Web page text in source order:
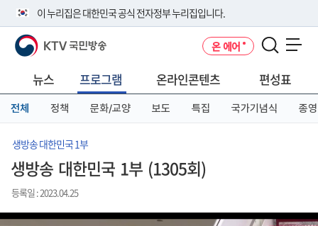
이 누리집은 대한민국 공식 전자정부 누리집입니다.
공식 누리집 주소 확인하기
니다.
이밖에 or.kr 또는 .kr등 다른 도메인 주소를 사용하고 있다면 아래 URL에
서 도메인 주소를 확인해 보세요
KTV 국민방송 온 에어
뉴스 프로그램 온라인콘텐츠 편성표
전체 정책 문화/교양 보도 특집 국가기념식 종영
생방송 대한민국 1부
생방송 대한민국 1부 (1305회)
등록일 : 2023.04.25